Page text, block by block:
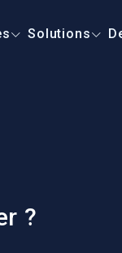
Solutions
?